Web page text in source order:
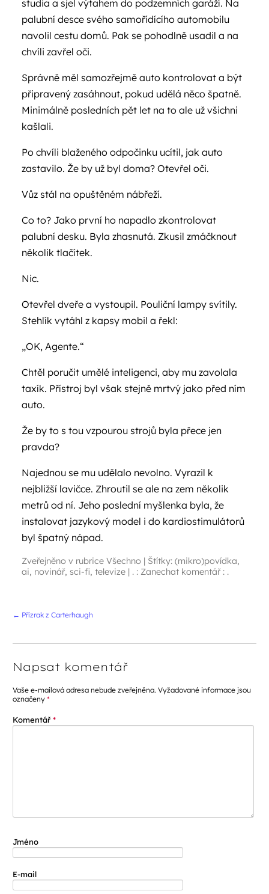
studia a sjel výtahem do podzemních garáží. Na
palubní desce svého samořídícího automobilu
navolil cestu domů. Pak se pohodlně usadil a na
chvíli zavřel oči.
Správně měl samozřejmě auto kontrolovat a být
připravený zasáhnout, pokud udělá něco špatně.
Minimálně posledních pět let na to ale už všichni
kašlali.
Po chvíli blaženého odpočinku ucítil, jak auto
zastavilo. Že by už byl doma? Otevřel oči.
Vůz stál na opuštěném nábřeží.
Co to? Jako první ho napadlo zkontrolovat
palubní desku. Byla zhasnutá. Zkusil zmáčknout
několik tlačítek.
Nic.
Otevřel dveře a vystoupil. Pouliční lampy svítily.
Stehlík vytáhl z kapsy mobil a řekl:
„OK, Agente.“
Chtěl poručit umělé inteligenci, aby mu zavolala
taxík. Přístroj byl však stejně mrtvý jako před ním
auto.
Že by to s tou vzpourou strojů byla přece jen
pravda?
Najednou se mu udělalo nevolno. Vyrazil k
nejbližší lavičce. Zhroutil se ale na zem několik
metrů od ní. Jeho poslední myšlenka byla, že
instalovat jazykový model i do kardiostimulátorů
byl špatný nápad.
Zveřejněno v rubrice Všechno | Štítky: (mikro)povídka,
ai, novinář, sci-fi, televize | . : Zanechat komentář : .
← Přízrak z Carterhaugh
Napsat komentář
Vaše e-mailová adresa nebude zveřejněna. Vyžadované informace jsou
označeny *
Komentář *
Jméno
E-mail